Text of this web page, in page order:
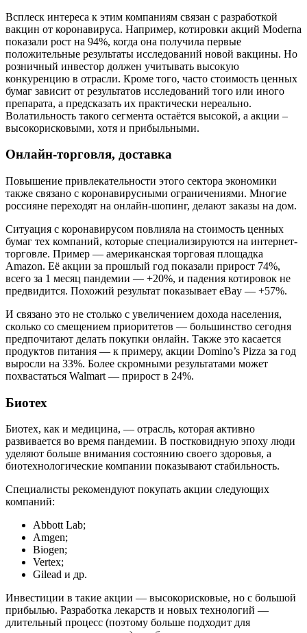
Всплеск интереса к этим компаниям связан с разработкой
вакцин от коронавируса. Например, котировки акций Moderna
показали рост на 94%, когда она получила первые
положительные результаты исследований новой вакцины. Но
розничный инвестор должен учитывать высокую
конкуренцию в отрасли. Кроме того, часто стоимость ценных
бумаг зависит от результатов исследований того или иного
препарата, а предсказать их практически нереально.
Волатильность такого сегмента остаётся высокой, а акции –
высокорисковыми, хотя и прибыльными.
Онлайн-торговля, доставка
Повышение привлекательности этого сектора экономики
также связано с коронавирусными ограничениями. Многие
россияне переходят на онлайн-шопинг, делают заказы на дом.
Ситуация с коронавирусом повлияла на стоимость ценных
бумаг тех компаний, которые специализируются на интернет-
торговле. Пример — американская торговая площадка
Amazon. Её акции за прошлый год показали прирост 74%,
всего за 1 месяц пандемии — +20%, и падения котировок не
предвидится. Похожий результат показывает eBay — +57%.
И связано это не столько с увеличением дохода населения,
сколько со смещением приоритетов — большинство сегодня
предпочитают делать покупки онлайн. Также это касается
продуктов питания — к примеру, акции Domino’s Pizza за год
выросли на 33%. Более скромными результатами может
похвастаться Walmart — прирост в 24%.
Биотех
Биотех, как и медицина, — отрасль, которая активно
развивается во время пандемии. В постковидную эпоху люди
уделяют больше внимания состоянию своего здоровья, а
биотехнологические компании показывают стабильность.
Специалисты рекомендуют покупать акции следующих
компаний:
Abbott Lab;
Amgen;
Biogen;
Vertex;
Gilead и др.
Инвестиции в такие акции — высокорисковые, но с большой
прибылью. Разработка лекарств и новых технологий —
длительный процесс (поэтому больше подходит для